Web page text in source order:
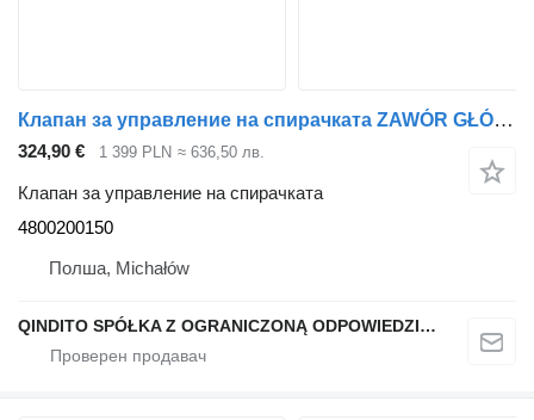
Клапан за управление на спирачката ZAWÓR GŁÓWNY HAMULCA EBS IVECO STRALIS EURO 6 4800200150 за влекач IVECO STRALIS EURO 6
324,90 € 1 399 PLN ≈ 636,50 лв.
Клапан за управление на спирачката
4800200150
Полша, Michałów
QINDITO SPÓŁKA Z OGRANICZONĄ ODPOWIEDZIALNOŚCIĄ